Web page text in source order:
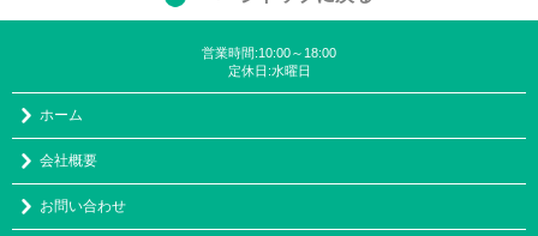
営業時間:10:00～18:00
定休日:水曜日
ホーム
会社概要
お問い合わせ